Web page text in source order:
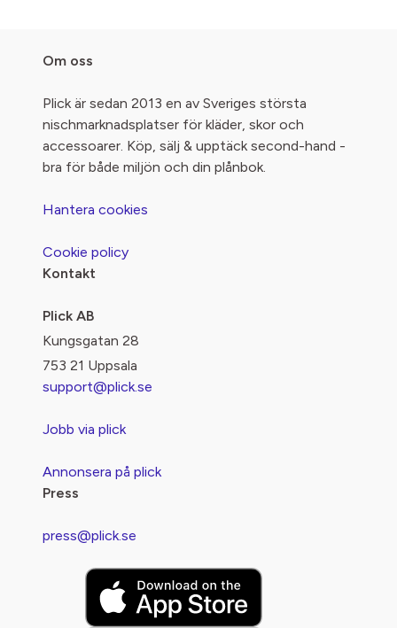
Om oss
Plick är sedan 2013 en av Sveriges största
nischmarknadsplatser för kläder, skor och
accessoarer. Köp, sälj & upptäck second-hand -
bra för både miljön och din plånbok.
Hantera cookies
Cookie policy
Kontakt
Plick AB
Kungsgatan 28
753 21 Uppsala
support@plick.se
Jobb via plick
Annonsera på plick
Press
press@plick.se